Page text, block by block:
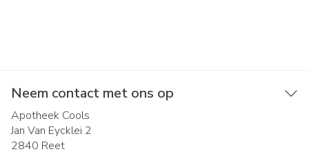
Neem contact met ons op
Apotheek Cools
Jan Van Eycklei 2
2840 Reet